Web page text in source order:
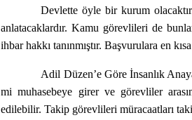
Devlette öyle bir kurum
anlatacaklardır. Kamu görevlileri de
ihbar hakkı tanınmıştır. Başvurulara en
Adil Düzen’e Göre İnsanlık
mi muhasebeye girer ve görevliler
edilebilir. Takip görevlileri müracaatları